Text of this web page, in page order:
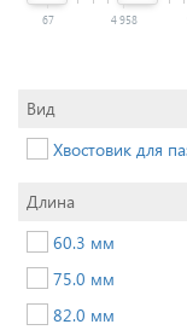
67 4 958
Вид
Хвостовик для
Длина
60.3 мм
75.0 мм
82.0 мм